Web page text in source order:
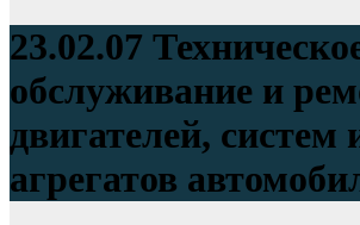
23.02.07
обслуживание и
двигателей, систем
агрегатов